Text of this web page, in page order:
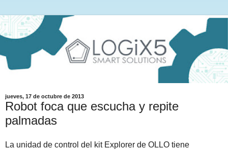
jueves, 17 de octubre de 2013
Robot foca que escucha y repite
palmadas
La unidad de control del kit Explorer de OLLO tiene